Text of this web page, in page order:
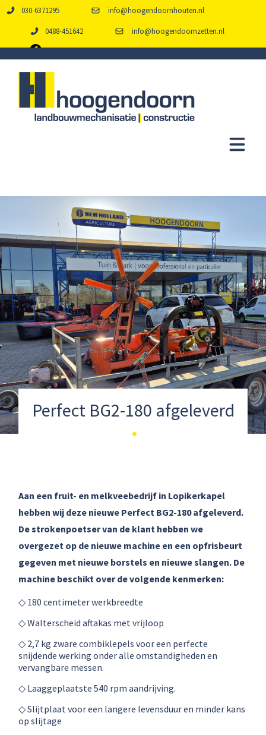
030-6371295 info@hoogendoornhouten.nl
0488-451642 info@hoogendoornzetten.nl
Perfect BG2-180 afgeleverd
Aan een fruit- en melkveebedrijf in Lopikerkapel
hebben wij deze nieuwe Perfect BG2-180 afgeleverd.
De strokenpoetser van de klant hebben we
overgezet op de nieuwe machine en een opfrisbeurt
gegeven met nieuwe borstels en nieuwe slangen. De
machine beschikt over de volgende kenmerken:
◇ 180 centimeter werkbreedte
◇ Walterscheid aftakas met vrijloop
◇ 2,7 kg zware combiklepels voor een perfecte
snijdende werking onder alle omstandigheden en
vervangbare messen.
◇ Laaggeplaatste 540 rpm aandrijving.
◇ Slijtplaat voor een langere levensduur en minder kans
op slijtage